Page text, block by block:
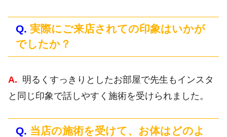
Q. 実際にご来店されての印象はいかが
でしたか？
A. 明るくすっきりとしたお部屋で先生もインスタ
と同じ印象で話しやすく施術を受けられました。
Q. 当店の施術を受けて、お体はどのよ